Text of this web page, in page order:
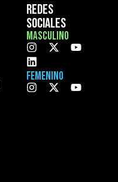
Redes
Sociales
Masculino
Femenino